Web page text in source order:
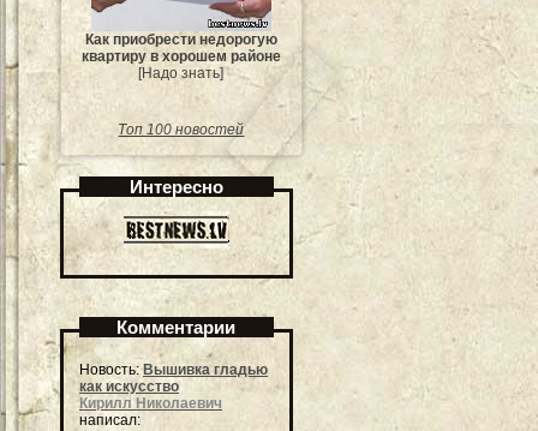
Как приобрести недорогую
квартиру в хорошем районе
[Надо знать]
Топ 100 новостей
Интересно
Комментарии
Новость:Вышивка гладью
как искусство
Кирилл Николаевич
написал: